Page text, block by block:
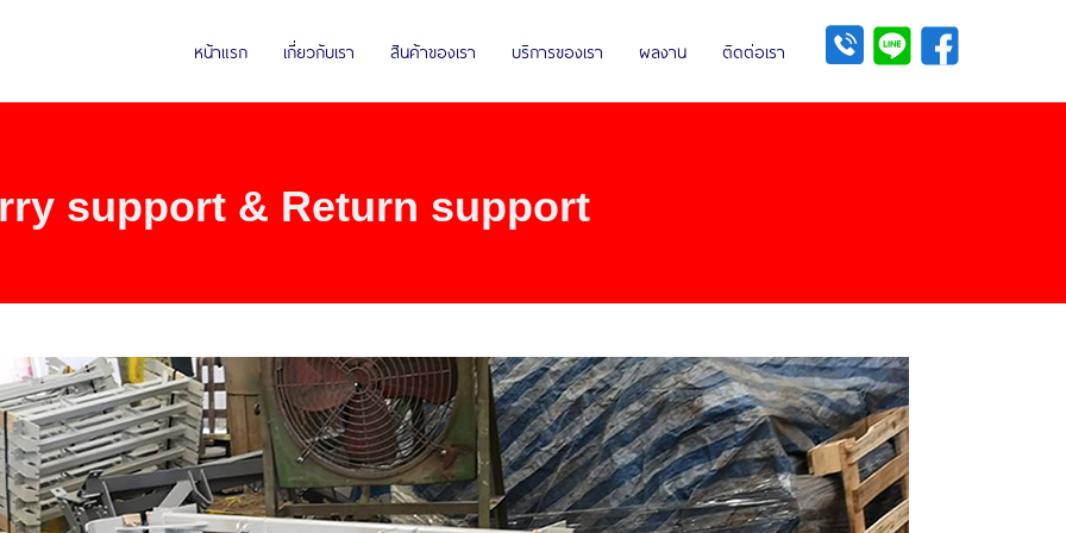
หน้าแรก เกี่ยวกับเรา สินค้าของเรา บริการของเรา ผลงาน ติดต่อเรา
support & Return support